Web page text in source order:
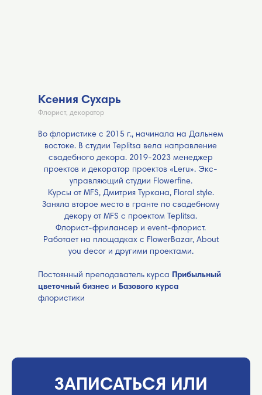
Ксения Сухарь
Флорист, декоратор
Во флористике с 2015 г., начинала на Дальнем
востоке. В студии Teplitsa вела направление
свадебного декора. 2019-2023 менеджер
проектов и декоратор проектов «Leru». Экс-
управляющий студии Flowerfine.
Курсы от MFS, Дмитрия Туркана, Floral style.
Заняла второе место в гранте по свадебному
декору от MFS с проектом Teplitsa.
Флорист-фрилансер и event-флорист.
Работает на площадках с FlowerBazar, About
you decor и другими проектами.
Постоянный преподаватель курса Прибыльный
цветочный бизнес и Базового курса
флористики
ЗАПИСАТЬСЯ ИЛИ